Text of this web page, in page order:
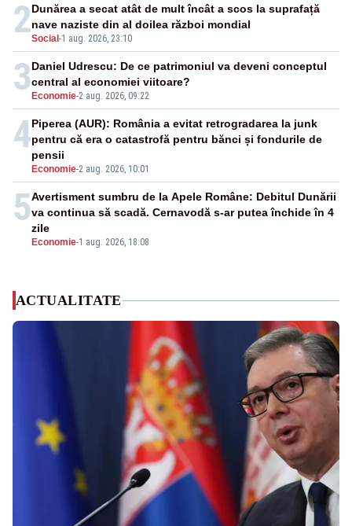
2Social -1 aug. 2026, 23:10
Dunărea a secat atât de mult încât a scos la suprafață
nave naziste din al doilea război mondial
3 Economie-2 aug. 2026, 09:22
Daniel Udrescu: De ce patrimoniul va deveni conceptul
central al economiei viitoare?
4
Economie-2 aug. 2026, 10:01
Piperea (AUR): România a evitat retrogradarea la junk
pentru că era o catastrofă pentru bănci și fondurile de
pensii
5
Economie-1 aug. 2026, 18:08
Avertisment sumbru de la Apele Române: Debitul Dunării
va continua să scadă. Cernavodă s-ar putea închide în 4
zile
ACTUALITATE